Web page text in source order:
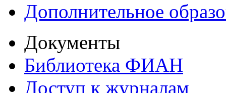
Дополнительное
Документы
Библиотека ФИАН
Доступ к журналам